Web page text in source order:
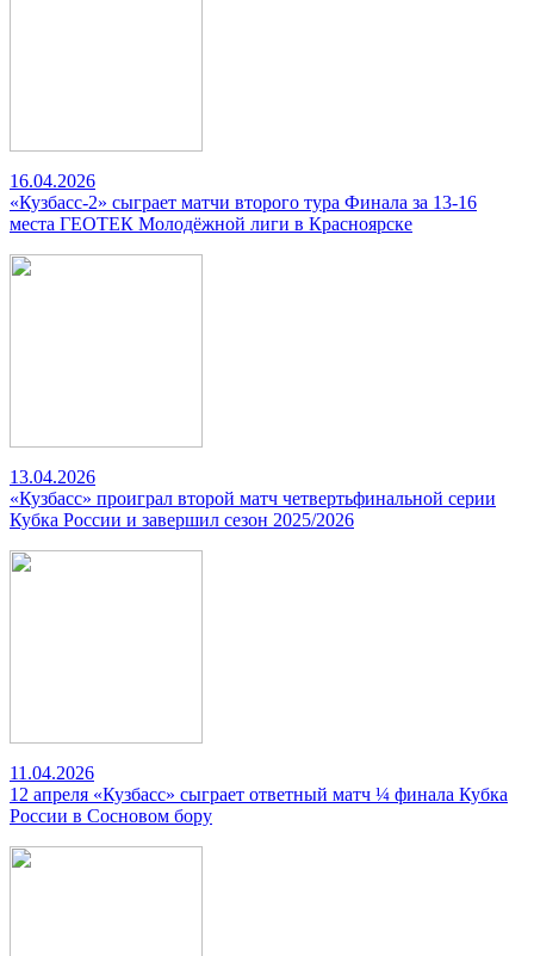
16.04.2026
«Кузбасс-2» сыграет матчи второго тура Финала за 13-16
места ГЕОТЕК Молодёжной лиги в Красноярске
13.04.2026
«Кузбасс» проиграл второй матч четвертьфинальной серии
Кубка России и завершил сезон 2025/2026
11.04.2026
12 апреля «Кузбасс» сыграет ответный матч ¼ финала Кубка
России в Сосновом бору